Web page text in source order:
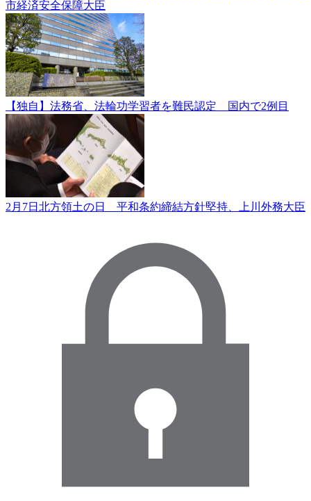
市経済安全保障大臣
【独自】法務省、法輪功学習者を難民認定 国内で2例目
2月7日北方領土の日 平和条約締結方針堅持、上川外務大臣